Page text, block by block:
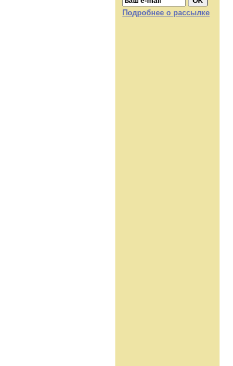
Подробнее о рассылке